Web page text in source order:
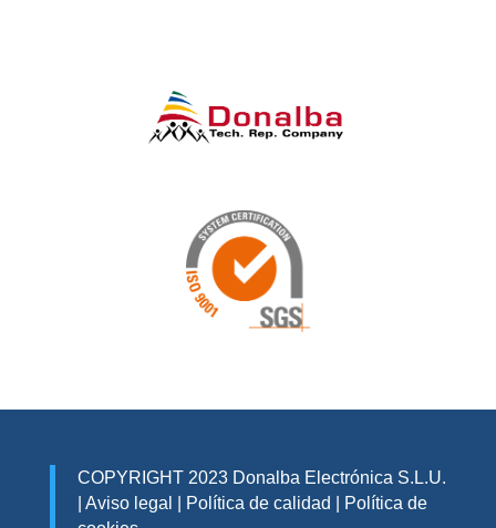
COPYRIGHT 2023 Donalba Electrónica S.L.U.
Aviso legal Política de calidad
Política de